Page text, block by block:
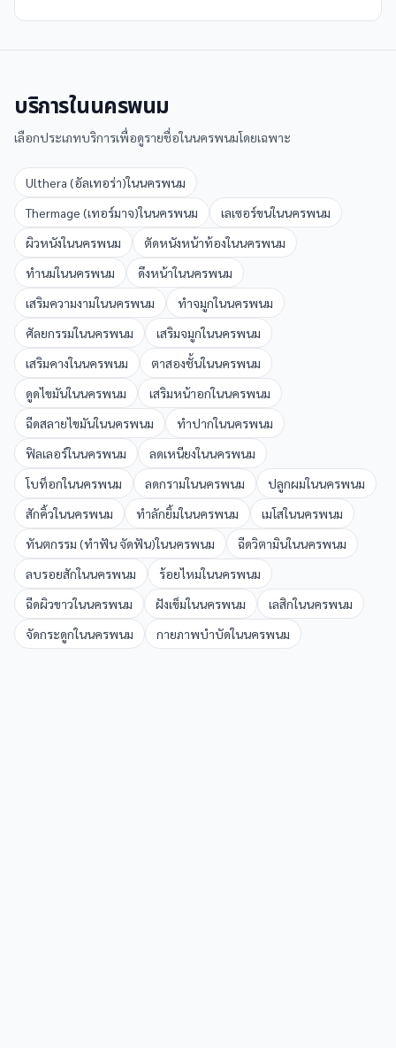
บริการในนครพนม
เลือกประเภทบริการเพื่อดูรายชื่อในนครพนมโดยเฉพาะ
Ulthera (อัลเทอร่า)ในนครพนม
Thermage (เทอร์มาจ)ในนครพนม เลเซอร์ขนในนครพนม
ผิวหนังในนครพนม ตัดหนังหน้าท้องในนครพนม
ทำนมในนครพนม ดึงหน้าในนครพนม
เสริมความงามในนครพนม ทำจมูกในนครพนม
ศัลยกรรมในนครพนม เสริมจมูกในนครพนม
เสริมคางในนครพนม ตาสองชั้นในนครพนม
ดูดไขมันในนครพนม เสริมหน้าอกในนครพนม
ฉีดสลายไขมันในนครพนม ทำปากในนครพนม
ฟิลเลอร์ในนครพนม ลดเหนียงในนครพนม
โบท็อกในนครพนม ลดกรามในนครพนม ปลูกผมในนครพนม
สักคิ้วในนครพนม ทำลักยิ้มในนครพนม เมโสในนครพนม
ทันตกรรม (ทำฟัน จัดฟัน)ในนครพนม ฉีดวิตามินในนครพนม
ลบรอยสักในนครพนม ร้อยไหมในนครพนม
ฉีดผิวขาวในนครพนม ฝังเข็มในนครพนม เลสิกในนครพนม
จัดกระดูกในนครพนม กายภาพบำบัดในนครพนม